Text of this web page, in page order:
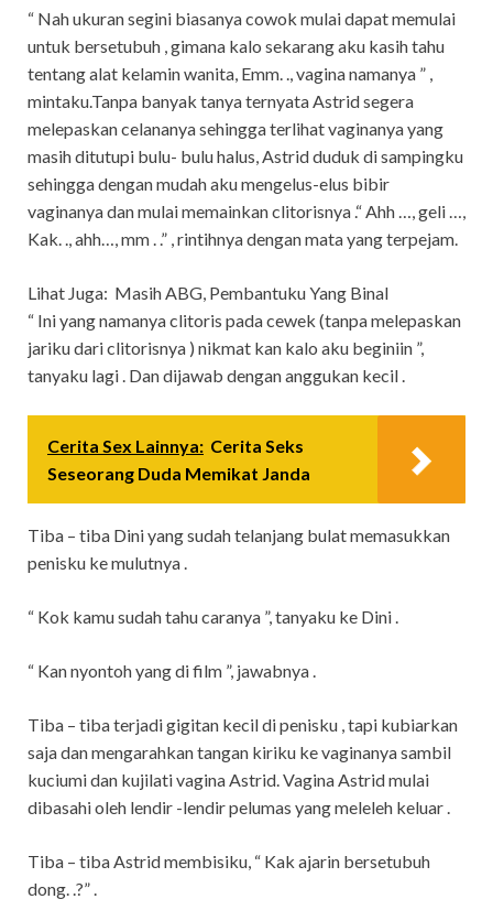
“ Nah ukuran segini biasanya cowok mulai dapat memulai
untuk bersetubuh , gimana kalo sekarang aku kasih tahu
tentang alat kelamin wanita, Emm. ., vagina namanya ” ,
mintaku.Tanpa banyak tanya ternyata Astrid segera
melepaskan celananya sehingga terlihat vaginanya yang
masih ditutupi bulu- bulu halus, Astrid duduk di sampingku
sehingga dengan mudah aku mengelus-elus bibir
vaginanya dan mulai memainkan clitorisnya .“ Ahh …, geli …,
Kak. ., ahh…, mm . .” , rintihnya dengan mata yang terpejam.
Lihat Juga: Masih ABG, Pembantuku Yang Binal
“ Ini yang namanya clitoris pada cewek (tanpa melepaskan
jariku dari clitorisnya ) nikmat kan kalo aku beginiin ”,
tanyaku lagi . Dan dijawab dengan anggukan kecil .
Cerita Sex Lainnya: Cerita Seks
Seseorang Duda Memikat Janda
Tiba – tiba Dini yang sudah telanjang bulat memasukkan
penisku ke mulutnya .
“ Kok kamu sudah tahu caranya ”, tanyaku ke Dini .
“ Kan nyontoh yang di film ”, jawabnya .
Tiba – tiba terjadi gigitan kecil di penisku , tapi kubiarkan
saja dan mengarahkan tangan kiriku ke vaginanya sambil
kuciumi dan kujilati vagina Astrid. Vagina Astrid mulai
dibasahi oleh lendir -lendir pelumas yang meleleh keluar .
Tiba – tiba Astrid membisiku, “ Kak ajarin bersetubuh
dong. .?” .